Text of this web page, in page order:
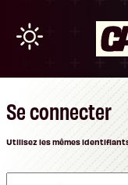
Se connecter
Utilisez les mêmes